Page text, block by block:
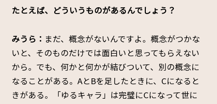
たとえば、どういうものがあるんでしょう？
みうら： まだ、概念がないんですよ。概念がつかな
いと、そのものだけでは面白いと思ってもらえない
から。でも、何かと何かが結びついて、別の概念に
なることがある。AとBを足したときに、Cになると
きがある。「ゆるキャラ」は完璧にCになって世に